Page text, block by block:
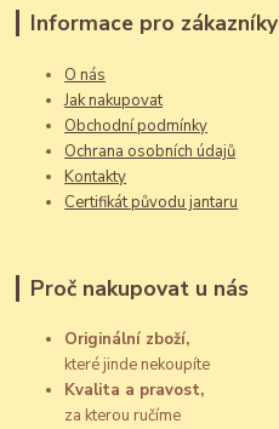
Informace pro zákazníky
O nás
Jak nakupovat
Obchodní podmínky
Ochrana osobních údajů
Kontakty
Certifikát původu jantaru
Proč nakupovat u nás
Originální zboží,
které jinde nekoupíte
Kvalita a pravost,
za kterou ručíme